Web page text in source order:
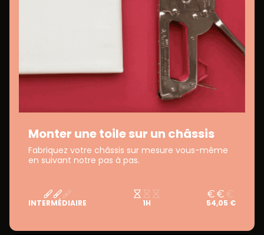
Monter une toile sur un châssis
Fabriquez votre châssis sur mesure vous-même
en suivant notre pas à pas.
INTERMÉDIAIRE 1H 54,05 €